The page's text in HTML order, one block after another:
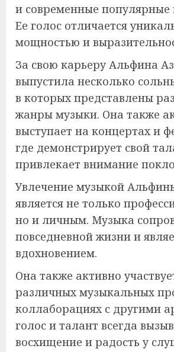
и современные популярные
Ее голос отличается
мощностью и
За свою карьеру Альфина
выпустила несколько
в которых представлены
жанры музыки. Она также
выступает на концертах и
где демонстрирует свой
привлекает внимание
Увлечение музыкой
является не только
но и личным. Музыка
повседневной жизни и
вдохновением.
Она также активно
различных музыкальных
коллаборациях с другими
голос и талант всегда
восхищение и радость у